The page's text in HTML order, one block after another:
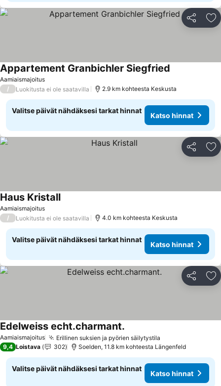
Jaa
Aamiaismajoitus
Appartement Granbichler Siegfried
/ Luokitusta ei ole saatavilla 2.9 km kohteesta Keskusta
Valitse päivät nähdäksesi tarkat hinnat
Katso hinnat
Jaa
Aamiaismajoitus
Haus KristallKatso hinnat
/ Luokitusta ei ole saatavilla 4.0 km kohteesta Keskusta
Valitse päivät nähdäksesi tarkat hinnat
Katso hinnat
Jaa
Aamiaismajoitus Erillinen suksien ja pyörien säilytystila
Edelweiss echt.charmant.
9,4 Loistava 302 Soelden, 11.8 km kohteesta Längenfeld
Valitse päivät nähdäksesi tarkat hinnat
Katso hinnat